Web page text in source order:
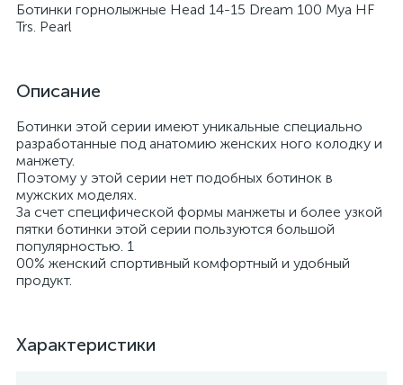
Ботинки горнолыжные Head 14-15 Dream 100 Mya HF
Trs. Pearl
Описание
Ботинки этой серии имеют уникальные специально
разработанные под анатомию женских ного колодку и
манжету.
Поэтому у этой серии нет подобных ботинок в
мужских моделях.
За счет специфической формы манжеты и более узкой
пятки ботинки этой серии пользуются большой
популярностью. 1
00% женский спортивный комфортный и удобный
продукт.
Характеристики